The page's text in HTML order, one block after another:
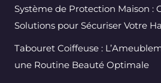
Système de Protection Maison :
Solutions pour Sécuriser Votre
Tabouret Coiffeuse :
une Routine Beauté Optimale